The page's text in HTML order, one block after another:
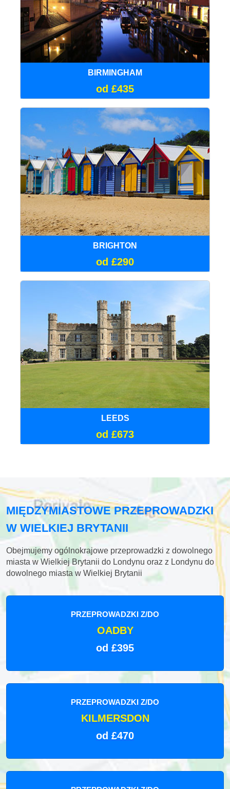
BIRMINGHAM
od £435
BRIGHTON
od £290
LEEDS
od £673
MIĘDZYMIASTOWE PRZEPROWADZKI
W WIELKIEJ BRYTANII
Obejmujemy ogólnokrajowe przeprowadzki z dowolnego
miasta w Wielkiej Brytanii do Londynu oraz z Londynu do
dowolnego miasta w Wielkiej Brytanii
PRZEPROWADZKI Z/DO
OADBY
od £395
PRZEPROWADZKI Z/DO
KILMERSDON
od £470